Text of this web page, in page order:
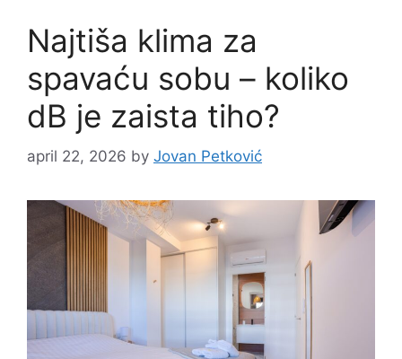
Najtiša klima za
spavaću sobu – koliko
dB je zaista tiho?
april 22, 2026 by Jovan Petković